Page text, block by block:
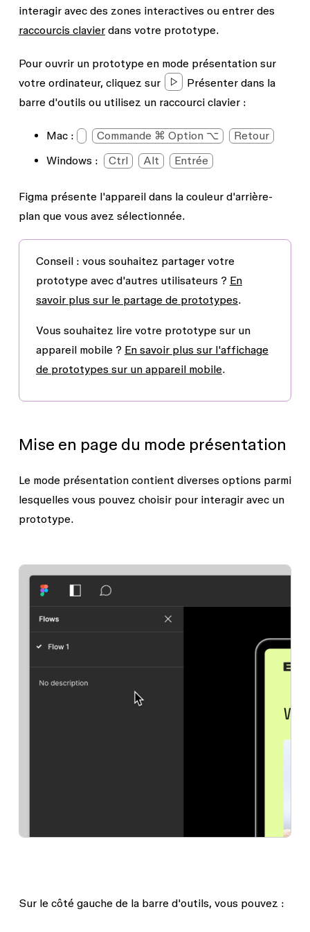
interagir avec des zones interactives ou entrer des
raccourcis clavierdans votre prototype.
Pour ouvrir un prototype en mode présentation sur
votre ordinateur, cliquez sur
Présenterdans la
barre d'outils ou utilisez un raccourci clavier :
Mac : Commande ⌘ Option ⌥
Retour
Windows :
Ctrl Alt Entrée
Figma présente l'appareil dans la couleur d'arrière-
planque vous avez sélectionnée.
Conseil : vous souhaitez partager votre
prototype avec d'autres utilisateurs ? En
savoir plus sur le partage de prototypes.
Vous souhaitez lire votre prototype sur un
appareil mobile ? En savoir plus sur l'affichage
de prototypes sur un appareil mobile.
Mise en page du mode présentation
Le mode présentation contient diverses options parmi
lesquelles vous pouvez choisir pour interagir avec un
prototype.
Sur le côté gauche de la barre d'outils, vous pouvez :